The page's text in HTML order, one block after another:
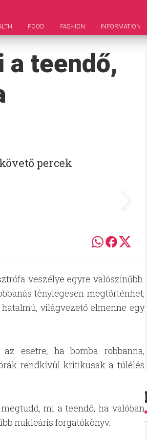
FOOD FASHION INFORMATION
a teendő,
percek
veszélye egyre valószínűbb.
ténylegesen megtörténhet,
világvezető elmenne egy
esetre, ha bomba robbanna,
rendkívül kritikusak a túlélés
mi a teendő, ha valóban
nukleáris forgatókönyv.